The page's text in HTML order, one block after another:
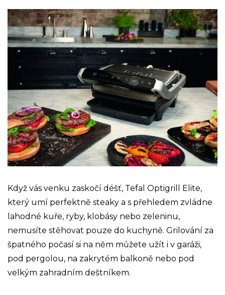
Když vás venku zaskočí déšť, Tefal Optigrill Elite,
který umí perfektně steaky a s přehledem zvládne
lahodné kuře, ryby, klobásy nebo zeleninu,
nemusíte stěhovat pouze do kuchyně. Grilování za
špatného počasí si na něm můžete užít i v garáži,
pod pergolou, na zakrytém balkoně nebo pod
velkým zahradním deštníkem.